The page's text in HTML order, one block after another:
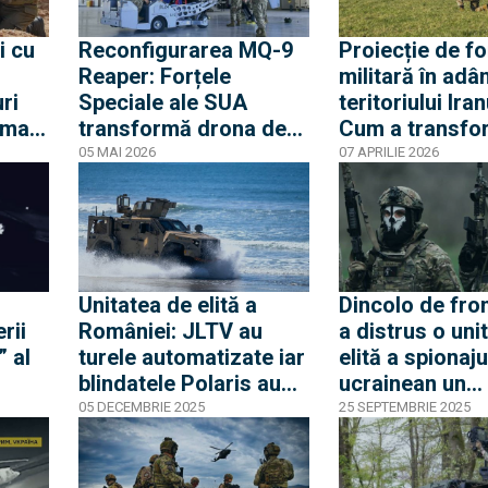
cu
Reconfigurarea MQ-9
Reaper: Forțele
Speciale ale SUA
transformă drona de
atac în nod central
pentru operarea
sistemelor autonome
05 MAI 2026
Proiecție de
militară în
teritoriului
Cum a
USAF Special
o fâșie de
bază
câteva ore
07 APRILIE 2026
al
a
Unitatea de elită a
României: JLTV au
turele automatizate iar
blindatele Polaris au
fost parașutate cu
succes. Forțele
speciale excelează ca
05 DECEMBRIE 2025
Dincolo de
a distrus o
elită a
ucrainean un
bombardier Tu-
aflat la 600 km
teritoriul
25 SEPTEMBRIE 2025
EXCLUSIV